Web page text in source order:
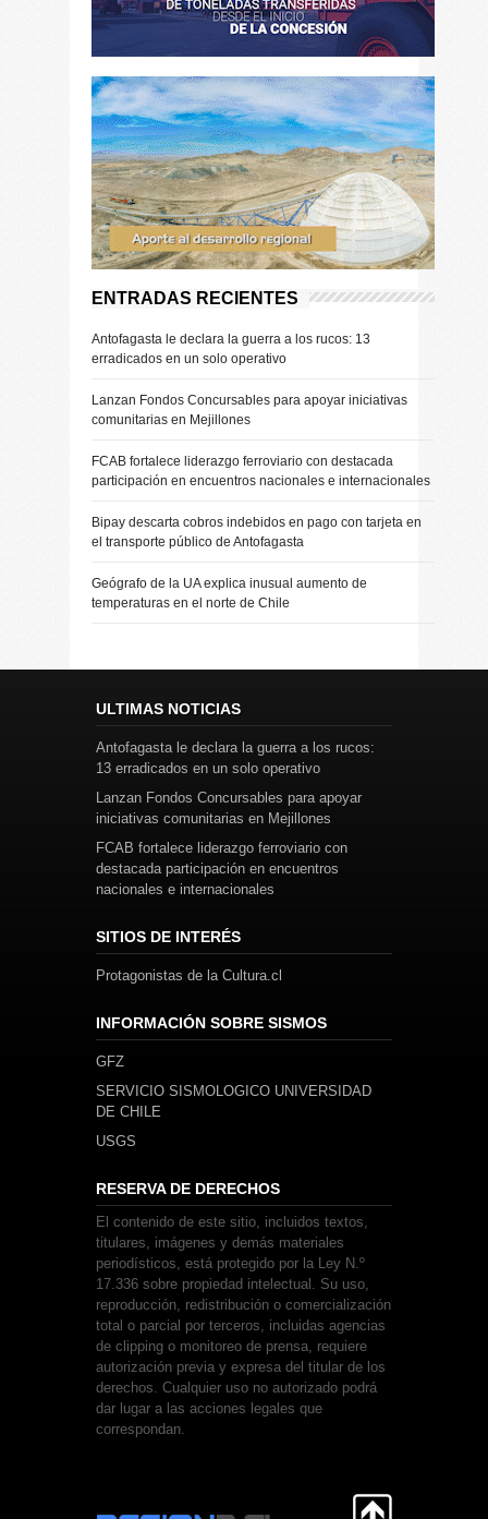
ENTRADAS RECIENTES
Antofagasta le declara la guerra a los rucos: 13
erradicados en un solo operativo
Lanzan Fondos Concursables para apoyar iniciativas
comunitarias en Mejillones
FCAB fortalece liderazgo ferroviario con destacada
participación en encuentros nacionales e internacionales
Bipay descarta cobros indebidos en pago con tarjeta en
el transporte público de Antofagasta
Geógrafo de la UA explica inusual aumento de
temperaturas en el norte de Chile
ULTIMAS NOTICIAS
Antofagasta le declara la guerra a los rucos:
13 erradicados en un solo operativo
Lanzan Fondos Concursables para apoyar
iniciativas comunitarias en Mejillones
FCAB fortalece liderazgo ferroviario con
destacada participación en encuentros
nacionales e internacionales
SITIOS DE INTERÉS
Protagonistas de la Cultura.cl
INFORMACIÓN SOBRE SISMOS
GFZ
SERVICIO SISMOLOGICO UNIVERSIDAD
DE CHILE
USGS
RESERVA DE DERECHOS
El contenido de este sitio, incluidos textos,
titulares, imágenes y demás materiales
periodísticos, está protegido por la Ley N.º
17.336 sobre propiedad intelectual. Su uso,
reproducción, redistribución o comercialización
total o parcial por terceros, incluidas agencias
de clipping o monitoreo de prensa, requiere
autorización previa y expresa del titular de los
derechos. Cualquier uso no autorizado podrá
dar lugar a las acciones legales que
correspondan.